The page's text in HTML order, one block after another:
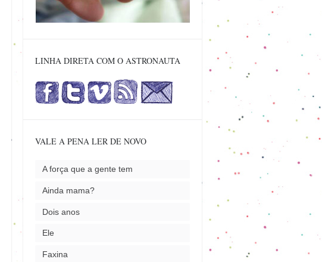
LINHA DIRETA COM O ASTRONAUTA
VALE A PENA LER DE NOVO
A força que a gente tem
Ainda mama?
Dois anos
Ele
Faxina